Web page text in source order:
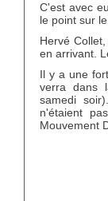
C'est avec
le point sur
Hervé
en arrivant.
Il y a une
verra dans
samedi
n'étaient
Mouvement